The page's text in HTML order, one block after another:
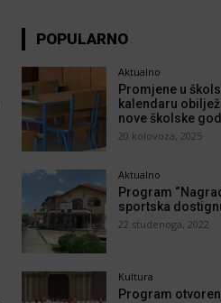
POPULARNO
Aktualno
Promjene u
kalendaru
nove školske
20 kolovoza, 2025
Aktualno
Program
sportska
22 studenoga, 2022
Kultura
Program